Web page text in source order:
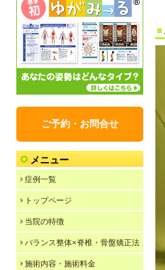
ご予約・お問合せ
メニュー
症例一覧
トップページ
当院の特徴
バランス整体×脊椎・骨盤矯正法
施術内容・施術料金